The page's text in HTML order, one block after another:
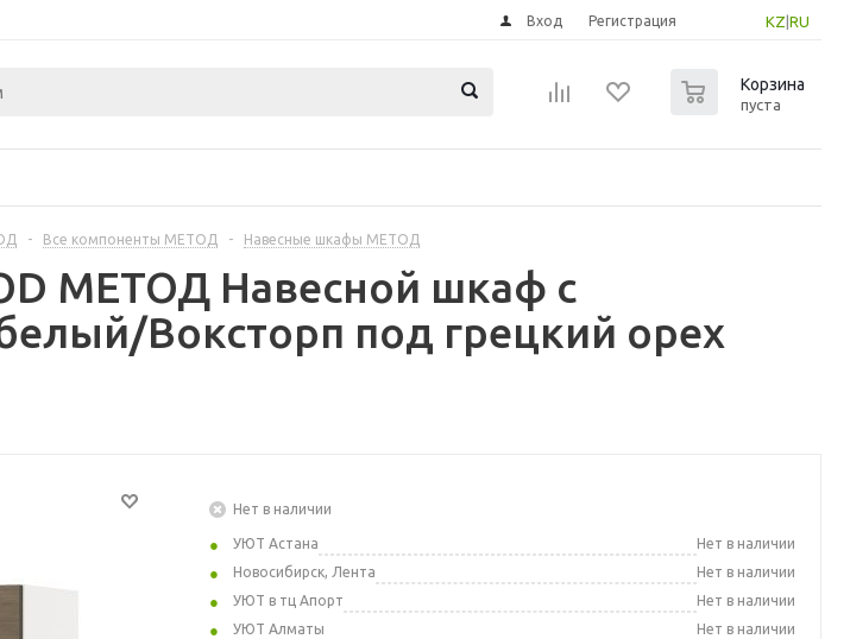
KZ RU
Вход Регистрация
Корзина
пуста
- Все компоненты МЕТОД - Навесные шкафы МЕТОД
МЕТОД Навесной шкаф с
Воксторп под грецкий орех
Нет в наличии
УЮТ Астана
Нет в наличии
Новосибирск, Лента
Нет в наличии
УЮТ в тц Апорт
Нет в наличии
УЮТ Алматы
Нет в наличии